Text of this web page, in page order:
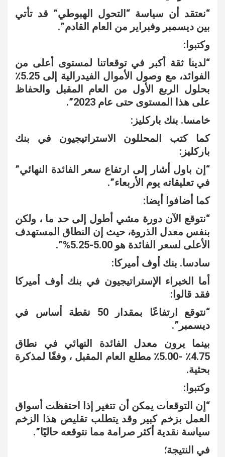
“نعتقد أن سياسة “التحول الهبوطي” قد تأتي
بين ديسمبر وفبراير من العام القادم”.
وكتبوا:
“لدينا ثقة أكبر في توقعاتنا لمستوى أعلى من
الفوائد، مع وصول الأموال الفيدرالية إلى 5.25٪
بحلول الربع الأول من العام المقبل والحفاظ
على هذا المستوى حتى عام 2023”.
خامسا. بنك باركليز:
كما كتب المحللون الاستراتيجيون في بنك
باركليز:
“إن باول أشار إلى ارتفاع سعر الفائدة النهائي”
في تعليقاته يوم الأربعاء”.
كما أضافوا أيضا:
“نتوقع الآن دورة مشي أطول إلى حد ما ، ولكن
بنفس معدل الذروة، حيث إن النطاق المستهدف
الأعلى لسعر الفائدة هو 5.00-5.25%”.
سادسا. بنك أوف أميركا:
أما الخبراء الإستراتيجيون في بنك أوف أميركا
فقد قالوا:
“نتوقع ارتفاعًا بمقدار 50 نقطة أساس في
ديسمبر”.
بينما يرون معدل الفائدة النهائي في نطاق
4.75٪ -5.00٪ مطلع العام المقبل ، وفقًا لمذكرة
بحثية.
وكتبوا:
“إن التوقعات يمكن أن تتغير إذا احتفظت أسواق
العمل بزخم كبير وقد يتطلب تقليص هذا الزخم
سياسة نقدية أكثر صرامة مما نتوقعه حاليًا”.
في النتيجة؛